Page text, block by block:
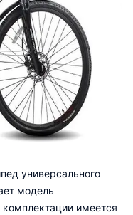
универсального
модель
имеется